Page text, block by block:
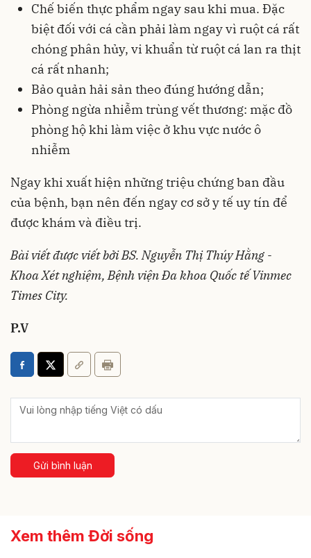
Chế biến thực phẩm ngay sau khi mua. Đặc
biệt đối với cá cần phải làm ngay vì ruột cá rất
chóng phân hủy, vi khuẩn từ ruột cá lan ra thịt
cá rất nhanh;
Bảo quản hải sản theo đúng hướng dẫn;
Phòng ngừa nhiễm trùng vết thương: mặc đồ
phòng hộ khi làm việc ở khu vực nước ô
nhiễm
Ngay khi xuất hiện những triệu chứng ban đầu
của bệnh, bạn nên đến ngay cơ sở y tế uy tín để
được khám và điều trị.
Bài viết được viết bởi BS. Nguyễn Thị Thúy Hằng -
Khoa Xét nghiệm, Bệnh viện Đa khoa Quốc tế Vinmec
Times City.
P.V
Gửi bình luận
Xem thêm Đời sống